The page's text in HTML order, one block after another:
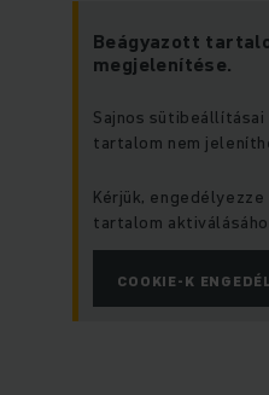
Beágyazott
megjelenítése.
Sajnos
tartalom nem
Kérjük,
tartalom
COOKIE-K